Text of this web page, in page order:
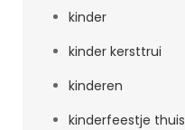
kinder
kinder kersttrui
kinderen
kinderfeestje thuis